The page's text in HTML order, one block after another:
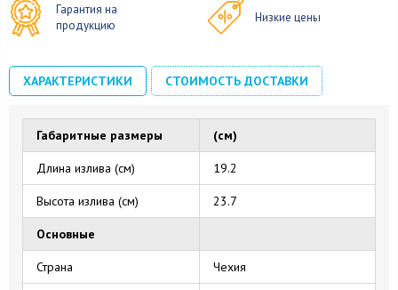
Гарантия на
продукцию
Низкие цены
ХАРАКТЕРИСТИКИ СТОИМОСТЬ ДОСТАВКИ
Габаритные размеры (см)
Длина излива (см) 19.2
Высота излива (см) 23.7
Основные
Страна Чехия